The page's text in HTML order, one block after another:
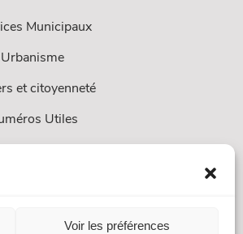
Voir les préférences
Municipaux
Urbanisme
et citoyenneté
Utiles